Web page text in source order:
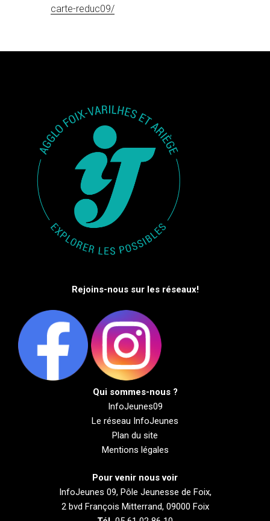
carte-reduc09/
Rejoins-nous sur les réseaux!
Qui sommes-nous ?
InfoJeunes09
Le réseau InfoJeunes
Plan du site
Mentions légales
Pour venir nous voir
InfoJeunes 09, Pôle Jeunesse de Foix,
2 bvd François Mitterrand, 09000 Foix